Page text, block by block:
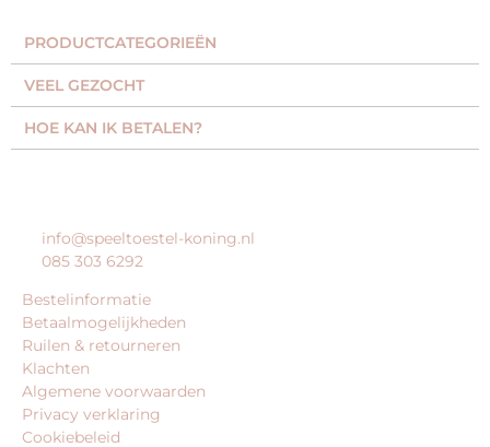
PRODUCTCATEGORIEËN​
VEEL GEZOCHT​
HOE KAN IK BETALEN?
info@speeltoestel-koning.nl
085 303 6292
Bestelinformatie
Betaalmogelijkheden
Ruilen & retourneren
Klachten
Algemene voorwaarden
Privacy verklaring
Cookiebeleid